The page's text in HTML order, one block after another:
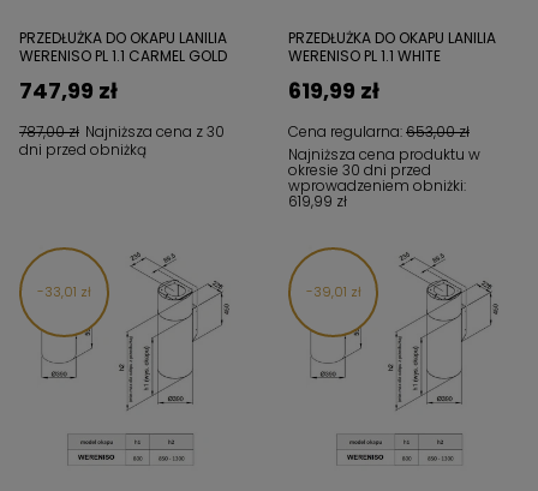
PRZEDŁUŻKA DO OKAPU LANILIA
WERENISO PL 1.1 CARMEL GOLD
787,00 zł Najniższa cena z 30
dni przed obniżką
747,99 zł
PRZEDŁUŻKA DO OKAPU LANILIA
WERENISO PL 1.1 WHITE
Cena regularna:653,00 zł
619,99 zł
Najniższa cena produktu w
okresie 30 dni przed
wprowadzeniem obniżki:
619,99 zł
33,01 zł 39,01 zł